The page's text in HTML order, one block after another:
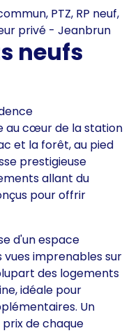
PTZ, RP neuf,
privé - Jeanbrun
neufs
au cœur de la station
et la forêt, au pied
prestigieuse
allant du
pour offrir
d'un espace
imprenables sur
des logements
idéale pour
Un
de chaque